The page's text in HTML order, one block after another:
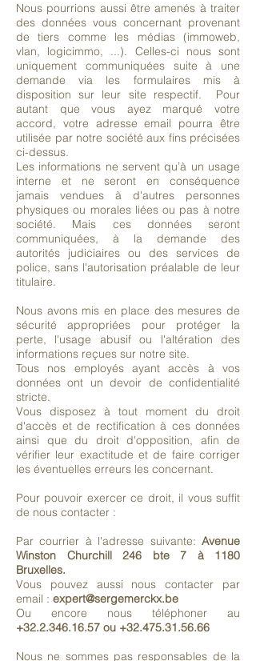
Nous pourrions aussi être amenés à traiter
des données vous concernant provenant
de tiers comme les médias (immoweb,
vlan, logicimmo, ...). Celles-ci nous sont
uniquement communiquées suite à une
demande via les formulaires mis à
disposition sur leur site respectif. Pour
autant que vous ayez marqué votre
accord, votre adresse email pourra être
utilisée par notre société aux fins précisées
ci-dessus.
Les informations ne servent qu’à un usage
interne et ne seront en conséquence
jamais vendues à d'autres personnes
physiques ou morales liées ou pas à notre
société. Mais ces données seront
communiquées, à la demande des
autorités judiciaires ou des services de
police, sans l'autorisation préalable de leur
titulaire.
Nous avons mis en place des mesures de
sécurité appropriées pour protéger la
perte, l'usage abusif ou l'altération des
informations reçues sur notre site.
Tous nos employés ayant accès à vos
données ont un devoir de confidentialité
stricte.
Vous disposez à tout moment du droit
d'accès et de rectification à ces données
ainsi que du droit d'opposition, afin de
vérifier leur exactitude et de faire corriger
les éventuelles erreurs les concernant.
Pour pouvoir exercer ce droit, il vous suffit
de nous contacter :
Par courrier à l'adresse suivante: Avenue
Winston Churchill 246 bte 7 à 1180
Bruxelles.
Vous pouvez aussi nous contacter par
email : expert@sergemerckx.be
Ou encore nous téléphoner au
+32.2.346.16.57 ou +32.475.31.56.66
Nous ne sommes pas responsables de la